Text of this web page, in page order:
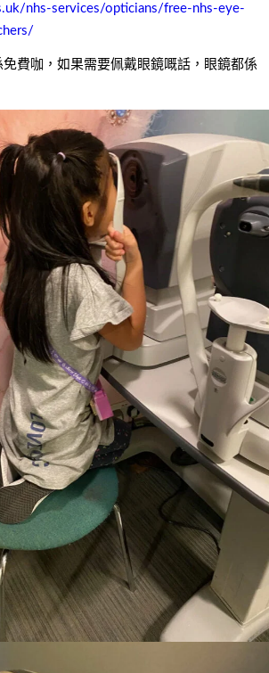
nhs-services/opticians/free-nhs-eye-
費咖，如果需要佩戴眼鏡嘅話，眼鏡都係